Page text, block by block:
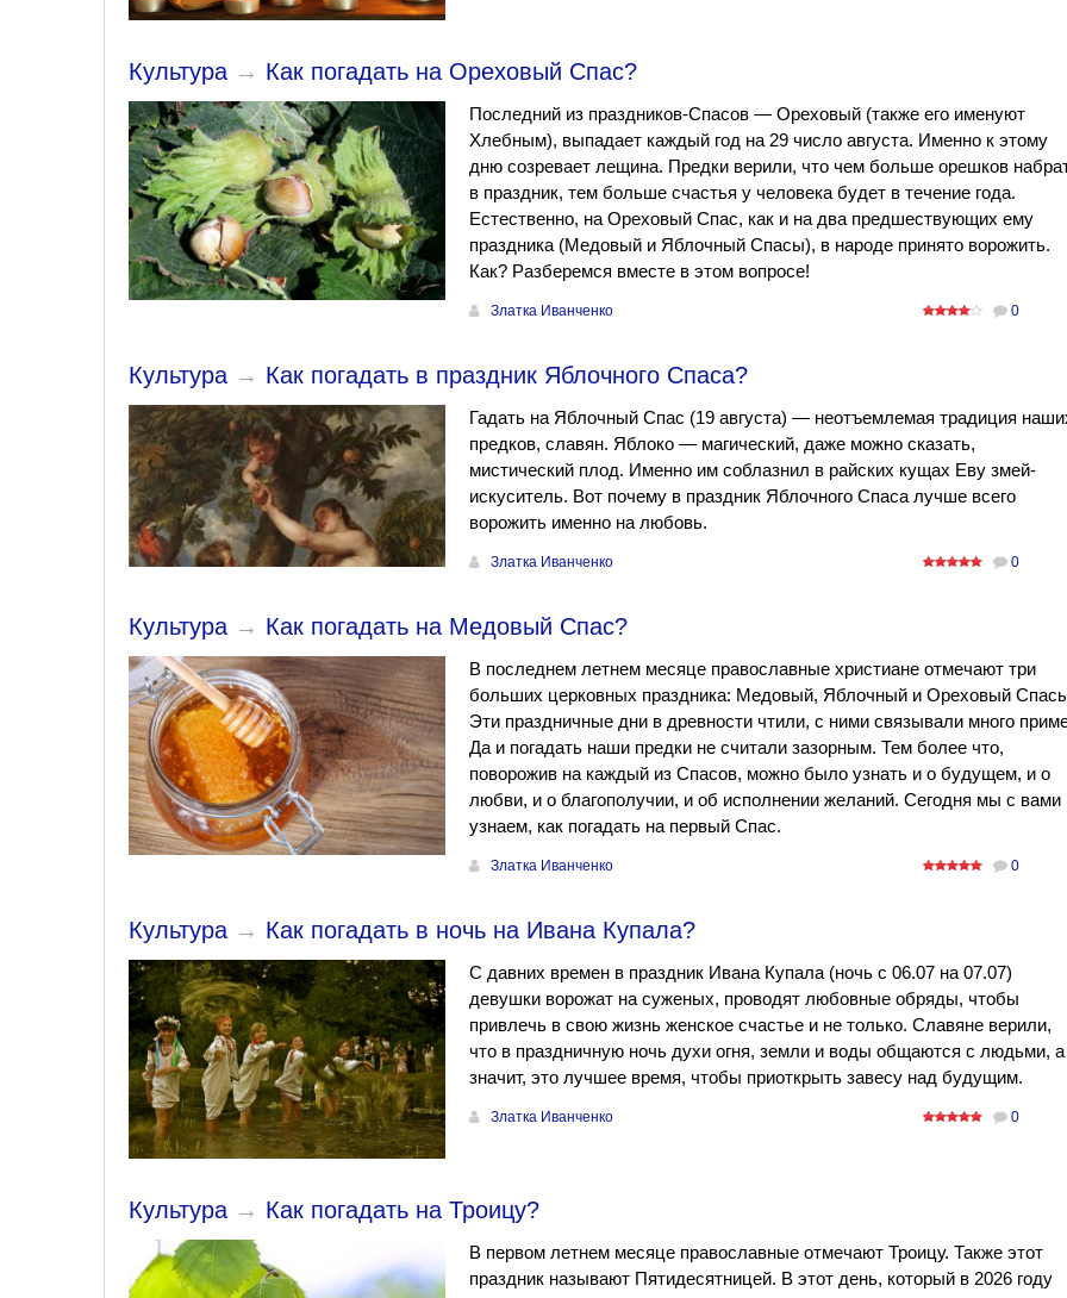
Культура→ Как погадать на Ореховый Спас?
Последний из праздников-Спасов — Ореховый (также его именуют
Хлебным), выпадает каждый год на 29 число августа. Именно к этому
дню созревает лещина. Предки верили, что чем больше орешков
в праздник, тем больше счастья у человека будет в течение года.
Естественно, на Ореховый Спас, как и на два предшествующих ему
праздника (Медовый и Яблочный Спасы), в народе принято ворожить.
Как? Разберемся вместе в этом вопросе!
Златка Иванченко 0
Культура→ Как погадать в праздник Яблочного Спаса?
Гадать на Яблочный Спас (19 августа) — неотъемлемая традиция
предков, славян. Яблоко — магический, даже можно сказать,
мистический плод. Именно им соблазнил в райских кущах Еву змей-
искуситель. Вот почему в праздник Яблочного Спаса лучше всего
ворожить именно на любовь.
Златка Иванченко 0
Культура→ Как погадать на Медовый Спас?
В последнем летнем месяце православные христиане отмечают три
больших церковных праздника: Медовый, Яблочный и Ореховый
Эти праздничные дни в древности чтили, с ними связывали много
Да и погадать наши предки не считали зазорным. Тем более что,
поворожив на каждый из Спасов, можно было узнать и о будущем, и о
любви, и о благополучии, и об исполнении желаний. Сегодня мы с вами
узнаем, как погадать на первый Спас.
Златка Иванченко 0
Культура→ Как погадать в ночь на Ивана Купала?
С давних времен в праздник Ивана Купала (ночь с 06.07 на 07.07)
девушки ворожат на суженых, проводят любовные обряды, чтобы
привлечь в свою жизнь женское счастье и не только. Славяне верили,
что в праздничную ночь духи огня, земли и воды общаются с людьми, а
значит, это лучшее время, чтобы приоткрыть завесу над будущим.
Златка Иванченко 0
Культура → Как погадать на Троицу?
В первом летнем месяце православные отмечают Троицу. Также этот
праздник называют Пятидесятницей. В этот день, который в 2026 году